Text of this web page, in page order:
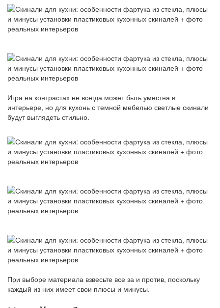
Игра на контрастах не всегда может быть уместна в
интерьере, но для кухонь с темной мебелью светлые скинали
будут выглядеть стильно.
При выборе материала взвесьте все за и против, поскольку
каждый из них имеет свои плюсы и минусы.